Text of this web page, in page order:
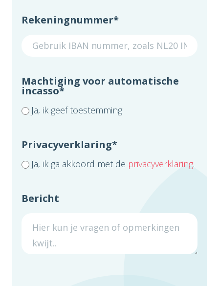
Rekeningnummer*
Machtiging voor automatische
incasso*
Ja, ik geef toestemming
Privacyverklaring*
Ja, ik ga akkoord met de privacyverklaring.
Bericht